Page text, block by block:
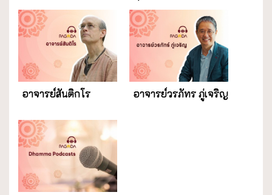
อาจารย์สันติกโร อาจารย์วรภัทร ภู่เจริญ